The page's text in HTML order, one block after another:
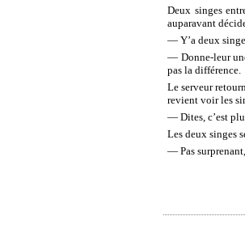
Deux singes
auparavant
— Y’a deux
— Donne-leur
pas la différence.
Le serveur
revient voir les
— Dites, c’est
Les deux singes
— Pas